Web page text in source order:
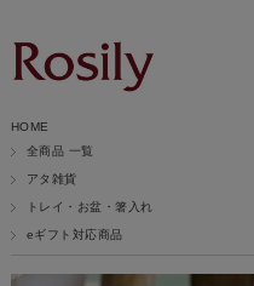
HOME
全商品 一覧
アタ雑貨
トレイ・お盆・箸入れ
eギフト対応商品